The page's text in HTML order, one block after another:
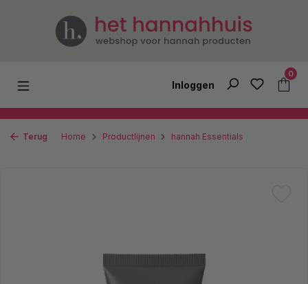
Ga naar de hoofdinhoud
Inloggen
0
Terug Home Productlijnen hannah Essentials